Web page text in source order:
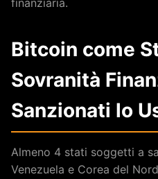
finanziaria.
Bitcoin come
Sovranità
Sanzionati lo
Almeno 4 stati soggetti a
Venezuela e Corea del